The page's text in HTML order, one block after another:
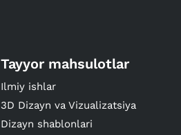
Tayyor mahsulotlar
Ilmiy ishlar
3D Dizayn va Vizualizatsiya
Dizayn shablonlari